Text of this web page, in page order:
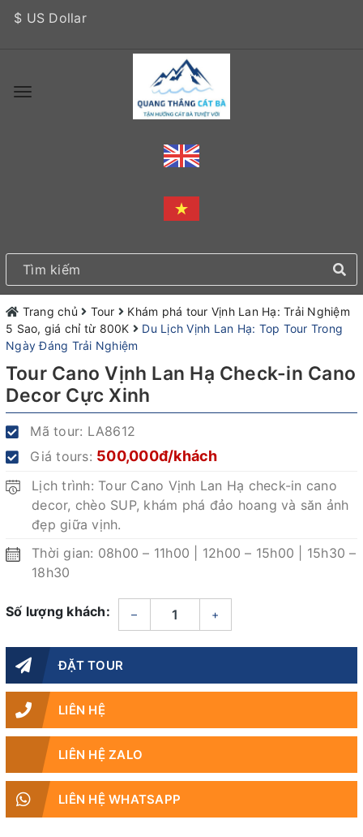
$ US Dollar
Trang chủ Tour
Khám phá tour Vịnh Lan Hạ: Trải Nghiệm
5 Sao, giá chỉ từ 800K
Du Lịch Vịnh Lan Hạ: Top Tour Trong
Ngày Đáng Trải Nghiệm
Tour Cano Vịnh Lan Hạ Check-in Cano
Decor Cực Xinh
Mã tour: LA8612
Giá tours: 500,000đ/khách
Lịch trình: Tour Cano Vịnh Lan Hạ check-in cano
decor, chèo SUP, khám phá đảo hoang và săn ảnh
đẹp giữa vịnh.
Thời gian: 08h00 – 11h00 | 12h00 – 15h00 | 15h30 –
18h30
Số lượng khách: – +
ĐẶT TOUR
LIÊN HỆ
LIÊN HỆ ZALO
LIÊN HỆ WHATSAPP